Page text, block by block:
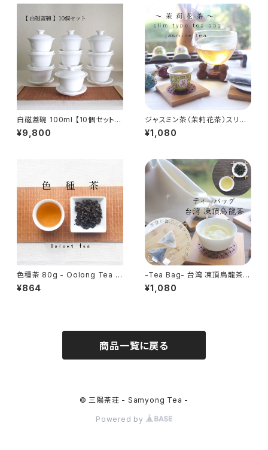
白磁蓋碗 100ml 【10個セット】-
Gai-Wan/10pcs -
¥9,800
ジャスミン茶（茉莉花茶）スリム
ティーバッグ 5g×15p入り - Ja
smine Slim Tea Bag - 中国
¥1,080
色種茶 80g - Oolong Tea -
中国茶 烏龍茶 福建省産安渓産
¥864
-Tea Bag- 台湾 凍頂烏龍茶 2
g×18包入り - Dong Ding Oo
long Tea Bag - 烏龍茶 台湾
¥1,080
商品一覧に戻る
© 三陽茶荘 - Samyong Tea -
Powered by